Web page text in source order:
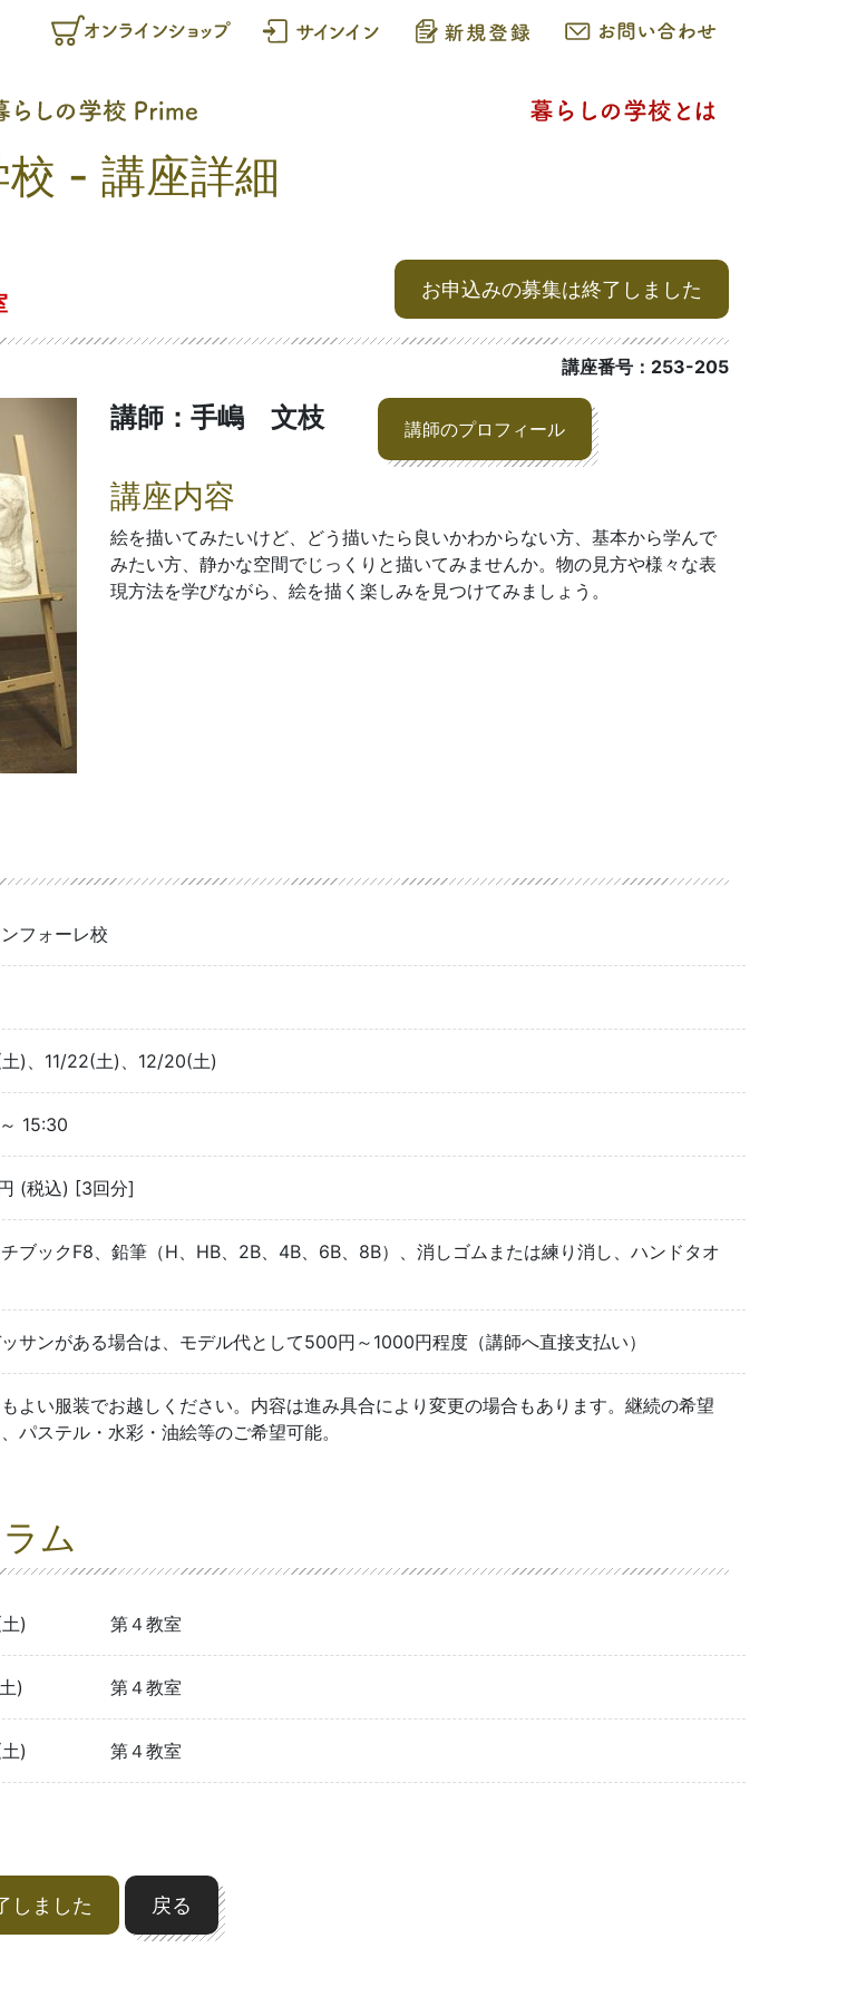
- 講座詳細
お申込みの募集は終了しました
講座番号：253-205
講師：手嶋 文枝 講師のプロフィール
講座内容
絵を描いてみたいけど、どう描いたら良いかわからない方、基本から学んで
みたい方、静かな空間でじっくりと描いてみませんか。物の見方や様々な表
現方法を学びながら、絵を描く楽しみを見つけてみましょう。
フォーレ校
)、11/22(土)、12/20(土)
15:30
(税込) [3回分]
ブックF8、鉛筆（H、HB、2B、4B、6B、8B）、消しゴムまたは練り消し、ハンドタオ
サンがある場合は、モデル代として500円～1000円程度（講師へ直接支払い）
よい服装でお越しください。内容は進み具合により変更の場合もあります。継続の希望
パステル・水彩・油絵等のご希望可能。
ム
) 第４教室
) 第４教室
) 第４教室
しました 戻る